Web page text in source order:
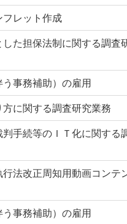
レット作成
た担保法制に関する調査
事務補助）の雇用
に関する調査研究業務
手続等のＩＴ化に関する
法改正周知用動画コンテ
事務補助）の雇用